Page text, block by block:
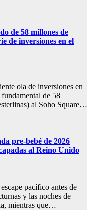
de 58 millones de
de inversiones en el
ola de inversiones en
de 58
al Soho Square…
pre-bebé de 2026
al Reino Unido
pacífico antes de
y las noches de
mientras que…